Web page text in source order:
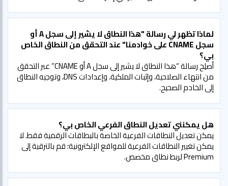
لماذا تظهر لي رسالة "هذا النطاق لا يشير إلى سجل A أو
سجل CNAME على خوادمنا" عند التحقق من النطاق الخاص
بي؟
أصلِح رسالة “هذا النطاق لا يشير إلى سجل A أو CNAME” عبر التحقق
من انتهاء الصلاحية، وإثبات الملكية، وإعدادات DNS، وتوجيه النطاق
إلى الخادم الصحيح.
هل يمكنني تعديل النطاق الفرعي الخاص بي؟
يمكن تعديل النطاقات الفرعية الخاصة بالبطاقات الرقمية فقط. لا
يمكن تغيير النطاقات الفرعية للمواقع الإلكترونية؛ قم بالترقية إلى
Premium لربط نطاق مخصص.